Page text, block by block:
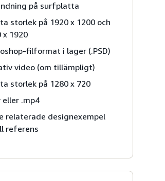
på surfplatta
storlek på 1920 x 1200 och
x 1920
filformat i lager (.PSD)
video (om tillämpligt)
storlek på 1280 x 720
eller .mp4
relaterade designexempel
referens